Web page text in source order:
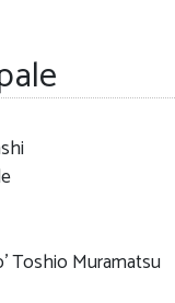
Toshio Muramatsu